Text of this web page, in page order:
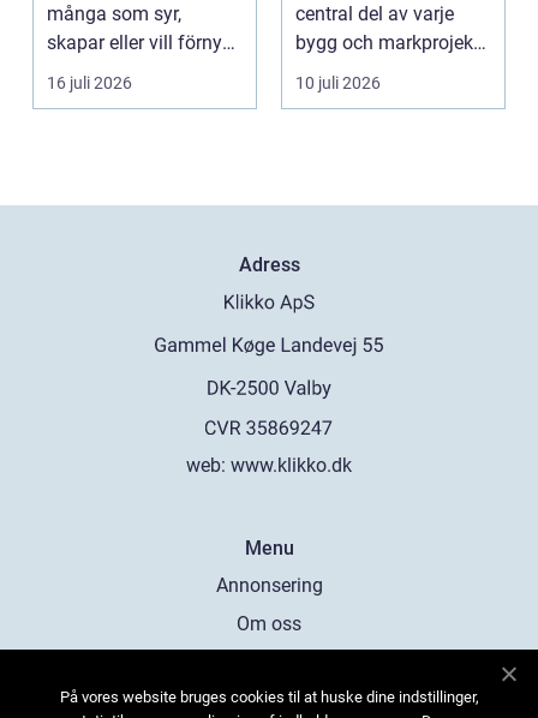
många som syr,
skapar eller vill förnya
hemmet utan att ...
16 juli 2026
central del av varje
bygg och markprojekt i
o...
10 juli 2026
Adress
web: www.klikko.dk
Menu
Annonsering
Om oss
Kontakta oss
På vores website bruges cookies til at huske dine indstillinger,